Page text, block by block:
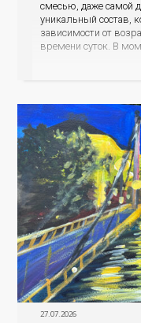
смесью, даже самой
уникальный состав,
зависимости от
времени суток. В
27.07.2026